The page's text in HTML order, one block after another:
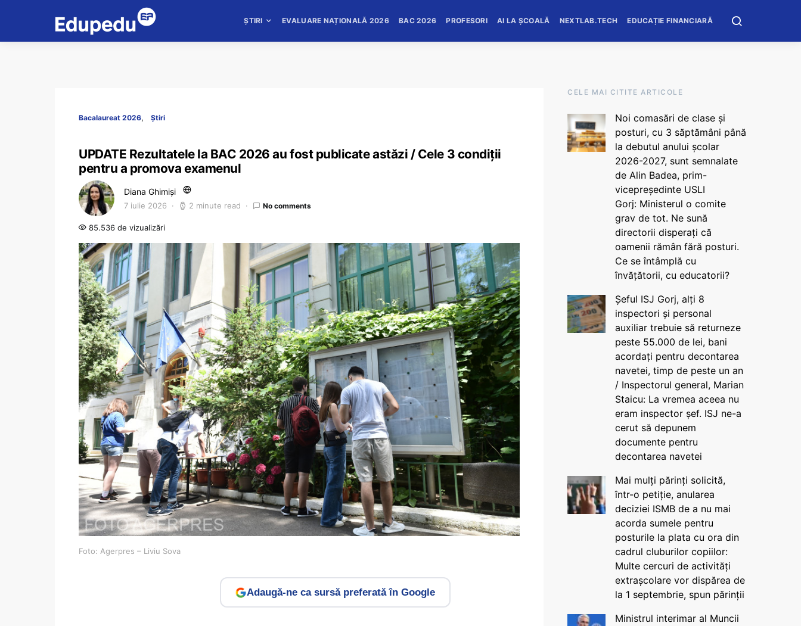
ȘTIRI EVALUARE NAȚIONALĂ 2026 BAC 2026 PROFESORI AI LA ȘCOALĂ NEXTLAB.TECH EDUCAȚIE FINANCIARĂ
Bacalaureat 2026 Știri
UPDATE Rezultatele la BAC 2026 au fost publicate astăzi / Cele 3 condiții
pentru a promova examenul
Diana Ghimiși
7 iulie 2026 2 minute read No comments
85.536 de vizualizări
Foto: Agerpres – Liviu Sova
Adaugă-ne ca sursă preferată în Google
CELE MAI CITITE ARTICOLE
Noi comasări de clase și
posturi, cu 3 săptămâni până
la debutul anului școlar
2026-2027, sunt semnalate
de Alin Badea, prim-
vicepreședinte USLI
Gorj: Ministerul o comite
grav de tot. Ne sună
directorii disperați că
oamenii rămân fără posturi.
Ce se întâmplă cu
învățătorii, cu educatorii?
Șeful ISJ Gorj, alți 8
inspectori și personal
auxiliar trebuie să returneze
peste 55.000 de lei, bani
acordați pentru decontarea
navetei, timp de peste un an
/ Inspectorul general, Marian
Staicu: La vremea aceea nu
eram inspector șef. ISJ ne-a
cerut să depunem
documente pentru
decontarea navetei
Mai mulți părinți solicită,
într-o petiție, anularea
deciziei ISMB de a nu mai
acorda sumele pentru
posturile la plata cu ora din
cadrul cluburilor copiilor:
Multe cercuri de activități
extrașcolare vor dispărea de
la 1 septembrie, spun părinții
Ministrul interimar al Muncii